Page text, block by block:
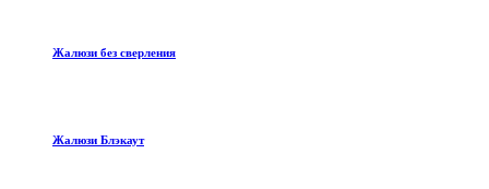
Жалюзи без сверления
Жалюзи Блэкаут